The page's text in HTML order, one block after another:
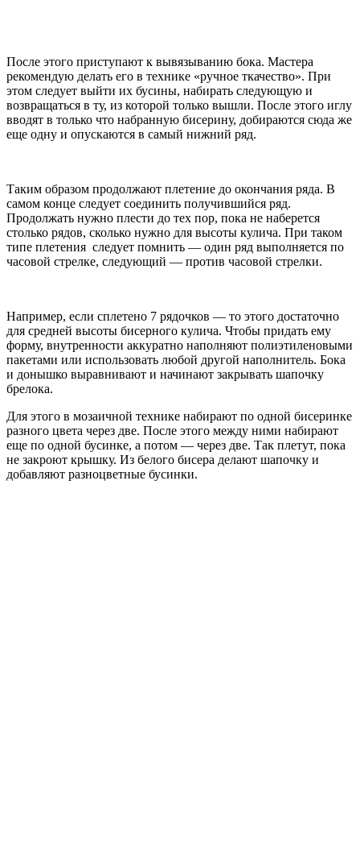
После этого приступают к вывязыванию бока. Мастера
рекомендую делать его в технике «ручное ткачество». При
этом следует выйти их бусины, набирать следующую и
возвращаться в ту, из которой только вышли. После этого иглу
вводят в только что набранную бисерину, добираются сюда же
еще одну и опускаются в самый нижний ряд.
Таким образом продолжают плетение до окончания ряда. В
самом конце следует соединить получившийся ряд.
Продолжать нужно плести до тех пор, пока не наберется
столько рядов, сколько нужно для высоты кулича. При таком
типе плетения следует помнить — один ряд выполняется по
часовой стрелке, следующий — против часовой стрелки.
Например, если сплетено 7 рядочков — то этого достаточно
для средней высоты бисерного кулича. Чтобы придать ему
форму, внутренности аккуратно наполняют полиэтиленовыми
пакетами или использовать любой другой наполнитель. Бока
и донышко выравнивают и начинают закрывать шапочку
брелока.
Для этого в мозаичной технике набирают по одной бисеринке
разного цвета через две. После этого между ними набирают
еще по одной бусинке, а потом — через две. Так плетут, пока
не закроют крышку. Из белого бисера делают шапочку и
добавляют разноцветные бусинки.